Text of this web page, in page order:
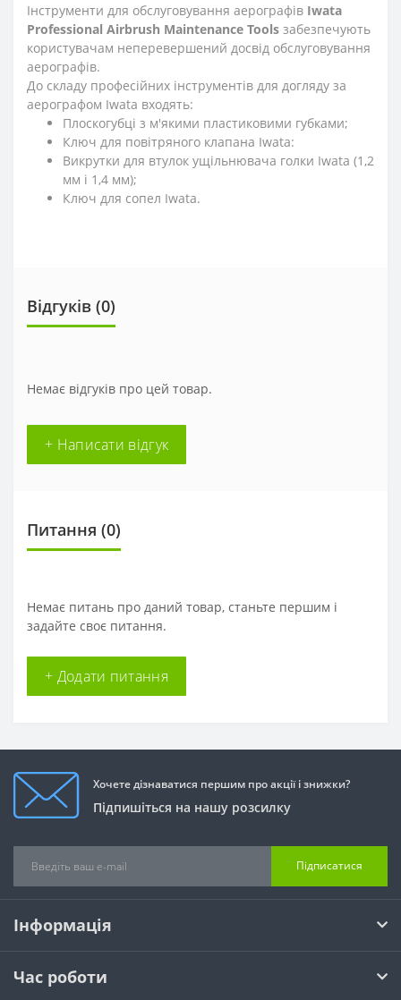
Інструменти для обслуговування аерографів Iwata
Professional Airbrush Maintenance Tools забезпечують
користувачам неперевершений досвід обслуговування
аерографів.
До складу професійних інструментів для догляду за
аерографом Iwata входять:
Плоскогубці з м'якими пластиковими губками;
Ключ для повітряного клапана Iwata:
Викрутки для втулок ущільнювача голки Iwata (1,2
мм і 1,4 мм);
Ключ для сопел Iwata.
Відгуків (0)
Немає відгуків про цей товар.
+ Написати відгук
Питання (0)
Немає питань про даний товар, станьте першим і
задайте своє питання.
+ Додати питання
Хочете дізнаватися першим про акції і знижки?
Підпишіться на нашу розсилку
Підписатися
Інформація
Час роботи